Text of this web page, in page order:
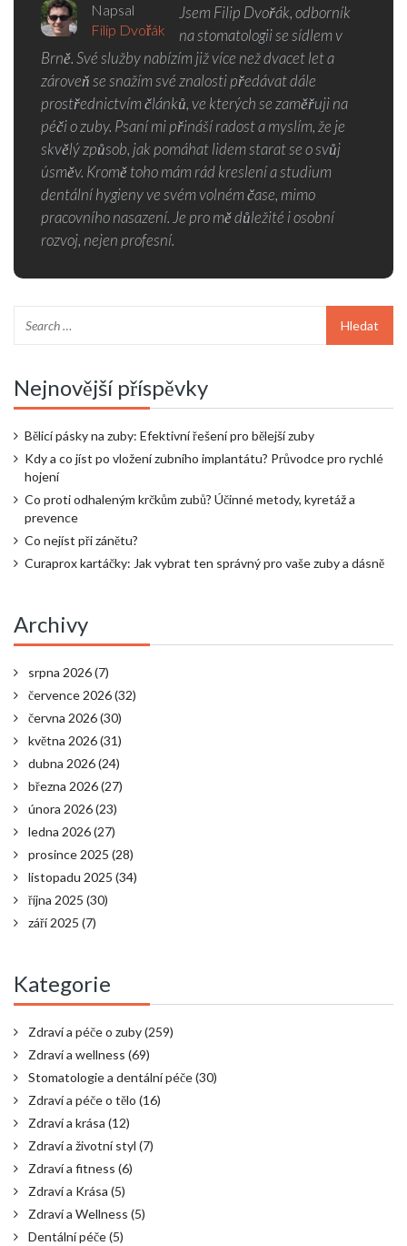
Napsal
Filip Dvořák
Jsem Filip Dvořák, odborník
na stomatologii se sídlem v
Brně. Své služby nabízím již více než dvacet let a
zároveň se snažím své znalosti předávat dále
prostřednictvím článků, ve kterých se zaměřuji na
péči o zuby. Psaní mi přináší radost a myslím, že je
skvělý způsob, jak pomáhat lidem starat se o svůj
úsměv. Kromě toho mám rád kreslení a studium
dentální hygieny ve svém volném čase, mimo
pracovního nasazení. Je pro mě důležité i osobní
rozvoj, nejen profesní.
Nejnovější příspěvky
Bělicí pásky na zuby: Efektivní řešení pro bělejší zuby
Kdy a co jíst po vložení zubního implantátu? Průvodce pro rychlé
hojení
Co proti odhaleným krčkům zubů? Účinné metody, kyretáž a
prevence
Co nejíst při zánětu?
Curaprox kartáčky: Jak vybrat ten správný pro vaše zuby a dásně
Archivy
srpna 2026(7)
července 2026(32)
června 2026(30)
května 2026(31)
dubna 2026(24)
března 2026(27)
února 2026(23)
ledna 2026(27)
prosince 2025 (28)
listopadu 2025 (34)
října 2025 (30)
září 2025 (7)
Kategorie
Zdraví a péče o zuby(259)
Zdraví a wellness (69)
Stomatologie a dentální péče(30)
Zdraví a péče o tělo (16)
Zdraví a krása (12)
Zdraví a životní styl (7)
Zdraví a fitness (6)
Zdraví a Krása (5)
Zdraví a Wellness (5)
Dentální péče(5)